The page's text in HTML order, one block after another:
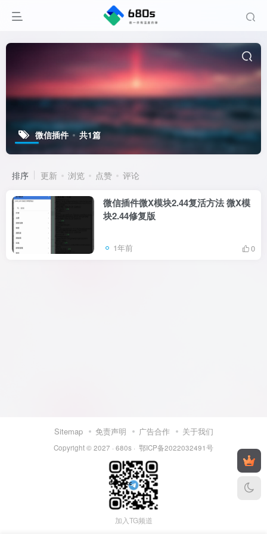
微信插件 共1篇
排序 更新 浏览 点赞 评论
微信插件微X模块2.44复活方法 微X模
块2.44修复版
1年前 0
Sitemap 免责声明 广告合作 关于我们
Copyright © 2027 · 680s · 鄂ICP备2022032491号
加入TG频道